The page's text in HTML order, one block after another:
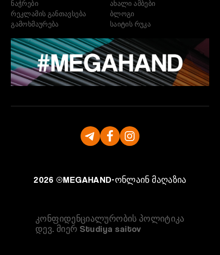
ნაჭრები
რეკლამის განთავსება
გამოხმაურება
ახალი ამბები
ბლოგი
საიტის რუკა
2026 ©MEGAHAND-ონლაინ მაღაზია
კონფიდენციალურობის პოლიტიკა
დევ. მიერ Studiya saitov